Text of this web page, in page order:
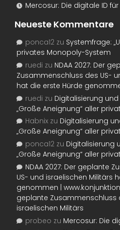
Mercosur: Die digitale ID
Neueste Kommentare
ponca12 zu Systemfrage:
privates Monopoly-System
ruedi zu NDAA 2027: Der
Zusammenschluss des US-
hat die erste Hürde
ruedi zu Digitalisierung und
„Große Aneignung“ aller
Habnix zu Digitalisierung
„Große Aneignung“ aller
ponca12 zu Digitalisierung
„Große Aneignung“ aller
NDAA 2027: Der geplante
US- und israelischen Militärs
genommen |
geplante Zusammenschluss
israelischen Militärs
probeo zu Mercosur: Die